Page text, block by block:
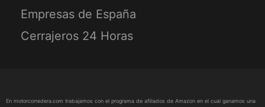
Empresas de España
Cerrajeros 24 Horas
En motorcorredera.com trabajamos con el programa de afiliados de Amazon en el cual ganamos una